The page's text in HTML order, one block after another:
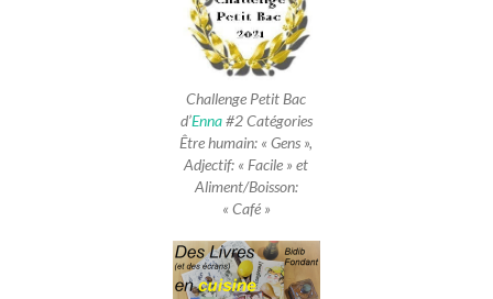
Challenge Petit Bac
d’Enna#2 Catégories
Être humain: « Gens »,
Adjectif: « Facile » et
Aliment/Boisson:
« Café »